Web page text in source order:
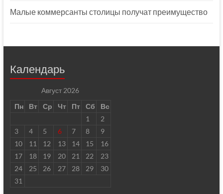
Малые коммерсанты столицы получат преимущество
Календарь
Август 2026
Пн
Вт Ср Чт Пт Сб
Вс
1
2
3
4 5 6 7 8
9
10
11 12 13 14 15
16
17
18 19 20 21 22
23
24
25 26 27 28 29
30
31